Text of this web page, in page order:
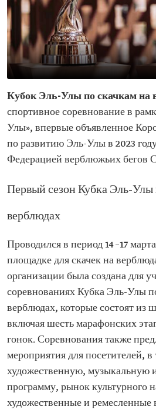
Кубок Эль-Улы по скачкам на
спортивное соревнование в
Улы», впервые объявленное
по развитию Эль-Улы в 2023
Федерацией верблюжьих бегов
Первый сезон Кубка Эль-Улы
верблюдах
Проводился в период 14–17
площадке для скачек на
организации была создана для
соревнованиях Кубка Эль-Улы
верблюдах, которые состоят из
включая шесть марафонских
гонок. Соревнования также
мероприятия для посетителей, в
художественную, музыкальную
программу, рынок культурного
художественные и ремесленные